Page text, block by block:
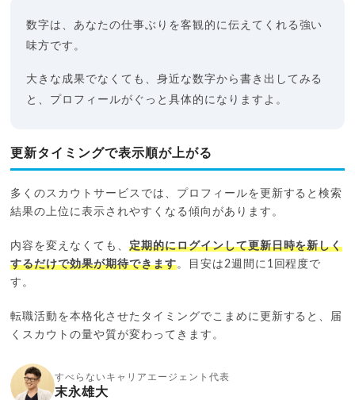
数字は、あなたの仕事ぶりを客観的に伝えてくれる強い
味方です。
大きな成果でなくても、身近な数字から書き出してみる
と、プロフィールがぐっと具体的になりますよ。
更新タイミングで表示順が上がる
多くのスカウトサービスでは、プロフィールを更新すると検索
結果の上位に表示されやすくなる傾向があります。
内容を変えなくても、定期的にログインして更新日時を新しく
するだけで効果が期待できます。目安は2週間に1回程度で
す。
転職活動を本格化させたタイミングでこまめに更新すると、届
くスカウトの量や質が変わってきます。
すべらないキャリアエージェント代表
末永雄大